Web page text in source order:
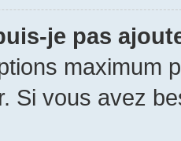
je pas
maximum
Si vous avez